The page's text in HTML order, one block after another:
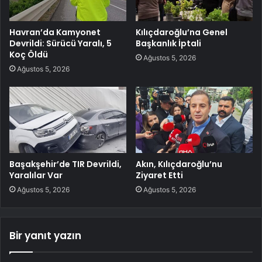
Havran’da Kamyonet
Devrildi: Sürücü Yaralı, 5
Koç Öldü
Ağustos 5, 2026
Kılıçdaroğlu’na Genel
Başkanlık İptali
Ağustos 5, 2026
Başakşehir’de TIR Devrildi,
Yaralılar Var
Ağustos 5, 2026
Akın, Kılıçdaroğlu’nu
Ziyaret Etti
Ağustos 5, 2026
Bir yanıt yazın